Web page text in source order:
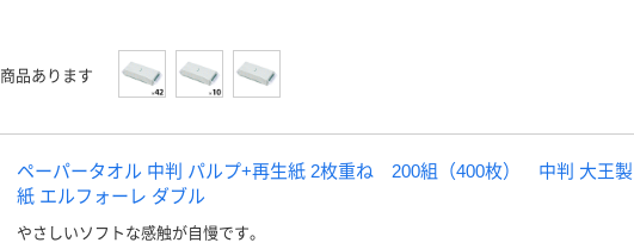
商品あります
ペーパータオル 中判 パルプ+再生紙 2枚重ね 200組（400枚） 中判 大王製
紙 エルフォーレ ダブル
やさしいソフトな感触が自慢です。